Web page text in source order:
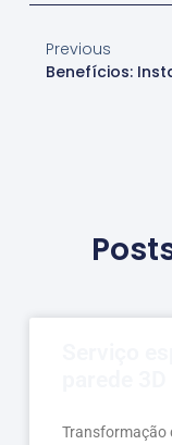
Previous
Transformação